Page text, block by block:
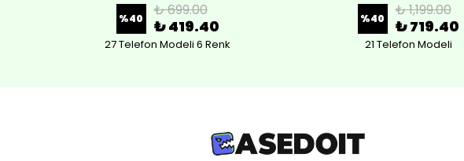
%40 ₺ 699.00
₺ 419.40
27 Telefon Modeli 6 Renk
%40 ₺ 1,199.00
₺ 719.40
21 Telefon Modeli